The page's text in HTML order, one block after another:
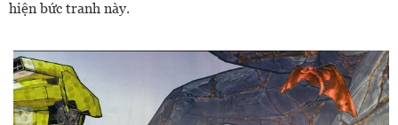
hiện bức tranh này.